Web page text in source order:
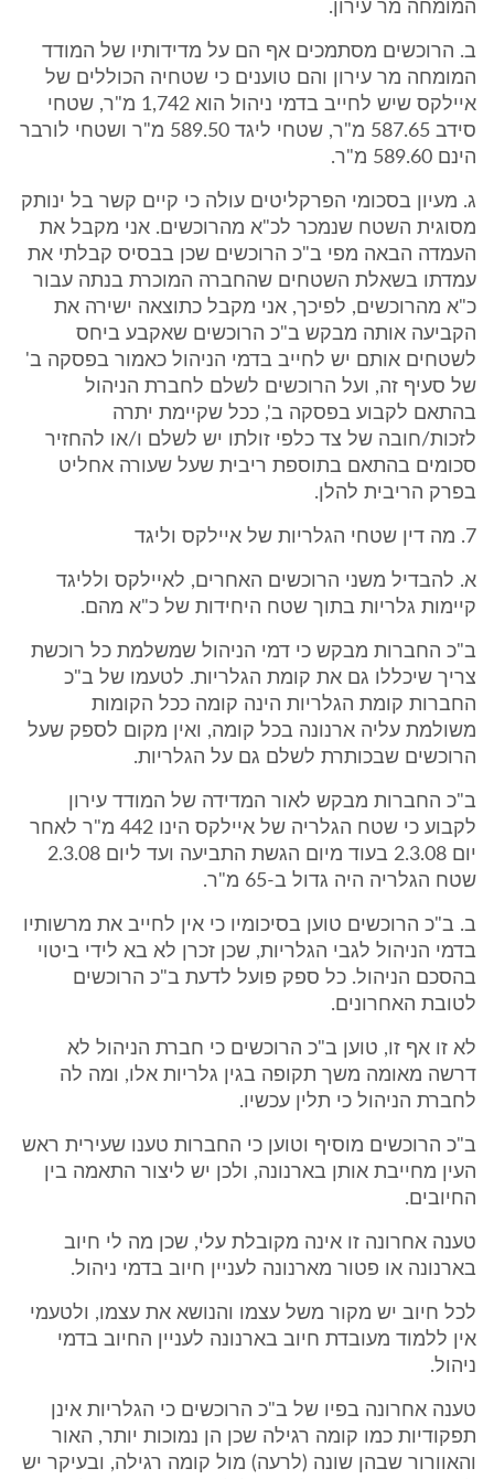
המומחה מר עירון.
ב. הרוכשים מסתמכים אף הם על מדידותיו של המודד
המומחה מר עירון והם טוענים כי שטחיה הכוללים של
איילקס שיש לחייב בדמי ניהול הוא 1,742 מ"ר, שטחי
סידב 587.65 מ"ר, שטחי ליגד 589.50 מ"ר ושטחי לורבר
הינם 589.60 מ"ר.
ג. מעיון בסכומי הפרקליטים עולה כי קיים קשר בל ינותק
מסוגית השטח שנמכר לכ"א מהרוכשים. אני מקבל את
העמדה הבאה מפי ב"כ הרוכשים שכן בבסיס קבלתי את
עמדתו בשאלת השטחים שהחברה המוכרת בנתה עבור
כ"א מהרוכשים, לפיכך, אני מקבל כתוצאה ישירה את
הקביעה אותה מבקש ב"כ הרוכשים שאקבע ביחס
לשטחים אותם יש לחייב בדמי הניהול כאמור בפסקה ב'
של סעיף זה, ועל הרוכשים לשלם לחברת הניהול
בהתאם לקבוע בפסקה ב', ככל שקיימת יתרה
לזכות/חובה של צד כלפי זולתו יש לשלם ו/או להחזיר
סכומים בהתאם בתוספת ריבית שעל שעורה אחליט
בפרק הריבית להלן.
7. מה דין שטחי הגלריות של איילקס וליגד
א. להבדיל משני הרוכשים האחרים, לאיילקס ולליגד
קיימות גלריות בתוך שטח היחידות של כ"א מהם.
ב"כ החברות מבקש כי דמי הניהול שמשלמת כל רוכשת
צריך שיכללו גם את קומת הגלריות. לטעמו של ב"כ
החברות קומת הגלריות הינה קומה ככל הקומות
משולמת עליה ארנונה בכל קומה, ואין מקום לספק שעל
הרוכשים שבכותרת לשלם גם על הגלריות.
ב"כ החברות מבקש לאור המדידה של המודד עירון
לקבוע כי שטח הגלריה של איילקס הינו 442 מ"ר לאחר
יום 2.3.08 בעוד מיום הגשת התביעה ועד ליום 2.3.08
שטח הגלריה היה גדול ב-65 מ"ר.
ב. ב"כ הרוכשים טוען בסיכומיו כי אין לחייב את מרשותיו
בדמי הניהול לגבי הגלריות, שכן זכרן לא בא לידי ביטוי
בהסכם הניהול. כל ספק פועל לדעת ב"כ הרוכשים
לטובת האחרונים.
לא זו אף זו, טוען ב"כ הרוכשים כי חברת הניהול לא
דרשה מאומה משך תקופה בגין גלריות אלו, ומה לה
לחברת הניהול כי תלין עכשיו.
ב"כ הרוכשים מוסיף וטוען כי החברות טענו שעירית ראש
העין מחייבת אותן בארנונה, ולכן יש ליצור התאמה בין
החיובים.
טענה אחרונה זו אינה מקובלת עלי, שכן מה לי חיוב
בארנונה או פטור מארנונה לעניין חיוב בדמי ניהול.
לכל חיוב יש מקור משל עצמו והנושא את עצמו, ולטעמי
אין ללמוד מעובדת חיוב בארנונה לעניין החיוב בדמי
ניהול.
טענה אחרונה בפיו של ב"כ הרוכשים כי הגלריות אינן
תפקודיות כמו קומה רגילה שכן הן נמוכות יותר, האור
והאוורור שבהן שונה (לרעה) מול קומה רגילה, ובעיקר יש